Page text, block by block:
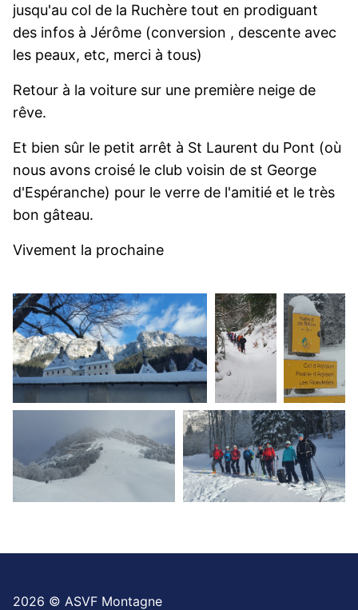
jusqu'au col de la Ruchère tout en prodiguant
des infos à Jérôme (conversion , descente avec
les peaux, etc, merci à tous)
Retour à la voiture sur une première neige de
rêve.
Et bien sûr le petit arrêt à St Laurent du Pont (où
nous avons croisé le club voisin de st George
d'Espéranche) pour le verre de l'amitié et le très
bon gâteau.
Vivement la prochaine
2026 © ASVF Montagne